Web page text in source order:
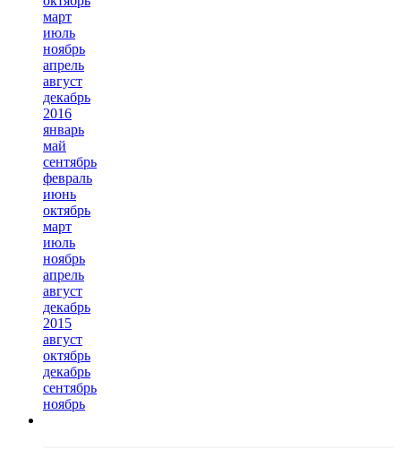
март
июль
ноябрь
апрель
август
декабрь
2016
январь
май
сентябрь
февраль
июнь
октябрь
март
июль
ноябрь
апрель
август
декабрь
2015
август
октябрь
декабрь
сентябрь
ноябрь